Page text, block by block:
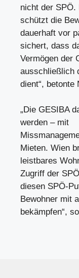
nicht der
schützt die
dauerhaft vor
sichert, dass
Vermögen der
ausschließlich
dient“, betonte
„Die GESIBA
werden – mit
Mieten. Wien
leistbares
Zugriff der
diesen SPÖ-
Bewohner mit
bekämpfen“,